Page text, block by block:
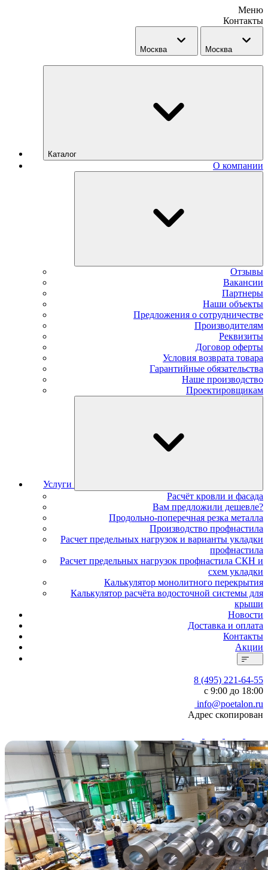
Меню
Контакты
Москва Москва
Каталог
О компании
Отзывы
Вакансии
Партнеры
Наши объекты
Предложения о сотрудничестве
Производителям
Реквизиты
Договор оферты
Условия возврата товара
Гарантийные обязательства
Наше производство
Проектировщикам
Услуги
Расчёт кровли и фасада
Вам предложили дешевле?
Продольно-поперечная резка металла
Производство профнастила
Расчет предельных нагрузок и варианты укладки
профнастила
Расчет предельных нагрузок профнастила СКН и
схем укладки
Калькулятор монолитного перекрытия
Калькулятор расчёта водосточной системы для
крыши
Новости
Доставка и оплата
Контакты
Акции
8 (495) 221-64-55
с 9:00 до 18:00
info@poetalon.ru
Адрес скопирован